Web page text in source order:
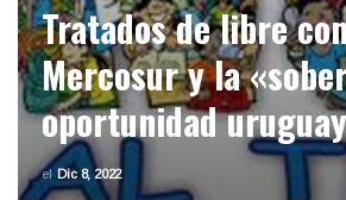
Tratados de libre
Mercosur y la
oportunidad
el Dic 8, 2022